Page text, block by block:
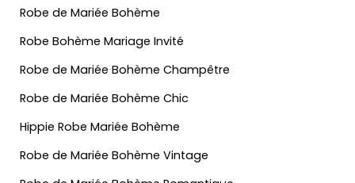
Robe de Mariée Bohème
Robe Bohème Mariage Invité
Robe de Mariée Bohème Champêtre
Robe de Mariée Bohème Chic
Hippie Robe Mariée Bohème
Robe de Mariée Bohème Vintage